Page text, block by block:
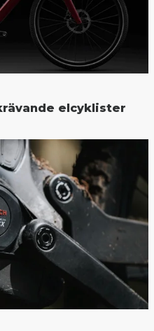
elcyklister